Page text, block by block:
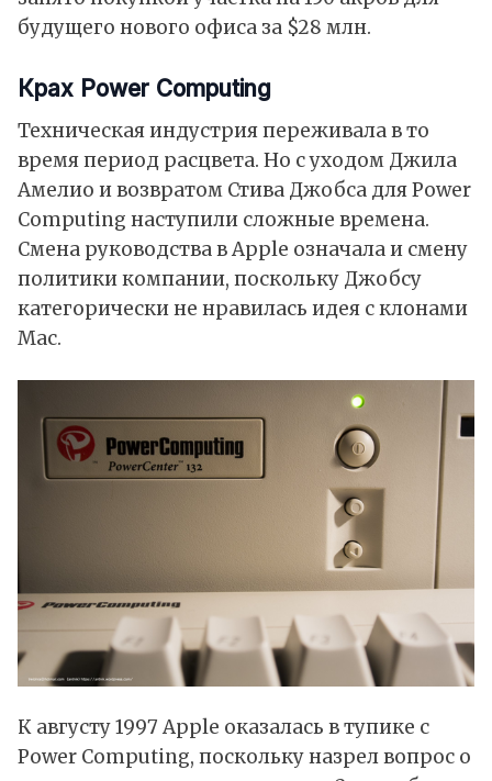
будущего нового офиса за $28 млн.
Крах Power Computing
Техническая индустрия переживала в то
время период расцвета. Но с уходом Джила
Амелио и возвратом Стива Джобса для Power
Computing наступили сложные времена.
Смена руководства в Apple означала и смену
политики компании, поскольку Джобсу
категорически не нравилась идея с клонами
Mac.
К августу 1997 Apple оказалась в тупике с
Power Computing, поскольку назрел вопрос о